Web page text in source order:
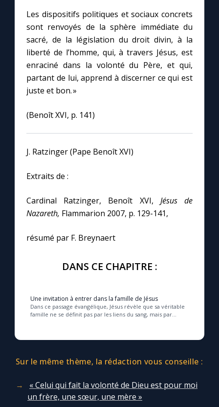
Les dispositifs politiques et sociaux concrets
sont renvoyés de la sphère immédiate du
sacré, de la législation du droit divin, à la
liberté de l’homme, qui, à travers Jésus, est
enraciné dans la volonté du Père, et qui,
partant de lui, apprend à discerner ce qui est
juste et bon. »
(Benoît XVI, p. 141)
J. Ratzinger (Pape Benoît XVI)
Extraits de :
Cardinal Ratzinger, Benoît XVI, Jésus de
Nazareth, Flammarion 2007, p. 129-141,
résumé par F. Breynaert
DANS CE CHAPITRE :
Une invitation à entrer dans la famille de Jésus
Dans ce passage évangélique, Jésus révèle que sa véritable
famille ne se définit pas par les liens du sang, mais par
Sur le même thème, la rédaction vous conseille :
« Celui qui fait la volonté de Dieu est pour moi
un frère, une sœur, une mère »